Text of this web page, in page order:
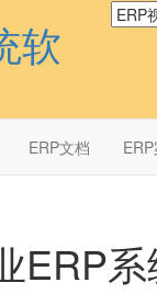
ERP文档
ERP